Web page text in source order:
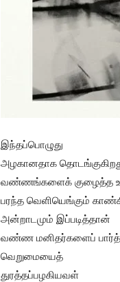
இந்தப்பொழுது
அழகானதாக
வண்ணங்களைக் குழைத்த
பரந்த வெளியெங்கும்
அன்றாடமும் இப்படித்தான்
வண்ண மனிதர்களைப்
வெறுமையைத்
துரத்தப்பழகியவள்